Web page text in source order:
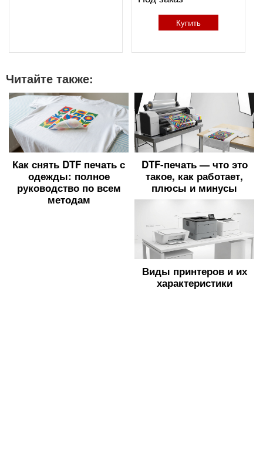
откладывается до
оптимальной
загруженности дорог
Купить
Читайте также:
Как снять DTF печать с
одежды: полное
руководство по всем
методам
DTF-печать — что это
такое, как работает,
плюсы и минусы
Виды принтеров и их
характеристики